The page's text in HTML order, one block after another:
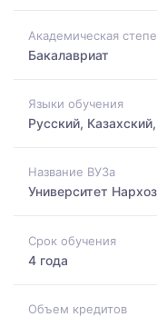
Академическая
Бакалавриат
Языки обучения
Русский,
Название ВУЗа
Университет Нархоз
Срок обучения
4 года
Объем кредитов